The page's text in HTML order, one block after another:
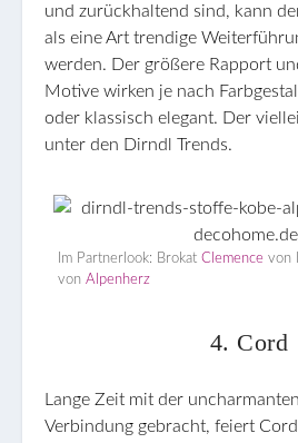
und zurückhaltend sind, kann
als eine Art trendige
werden. Der größere Rapport
Motive wirken je nach
oder klassisch elegant. Der
unter den Dirndl Trends.
Im Partnerlook: Brokat Clemence von
von Alpenherz
4. Cord
Lange Zeit mit der
Verbindung gebracht, feiert